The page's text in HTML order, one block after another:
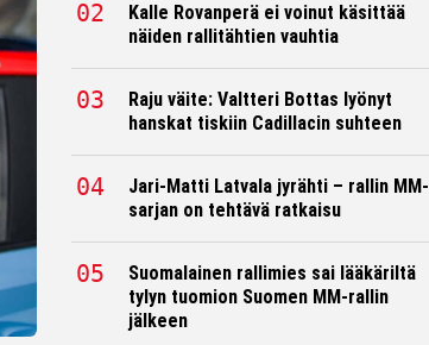
Kalle Rovanperä ei voinut käsittää
näiden rallitähtien vauhtia
Raju väite: Valtteri Bottas lyönyt
hanskat tiskiin Cadillacin suhteen
Jari-Matti Latvala jyrähti – rallin MM-
sarjan on tehtävä ratkaisu
Suomalainen rallimies sai lääkäriltä
tylyn tuomion Suomen MM-rallin
jälkeen